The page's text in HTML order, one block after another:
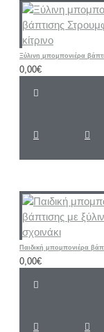
0,00€
0,00€